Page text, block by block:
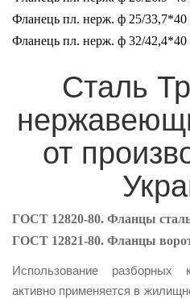
Фланець пл. нерж. ф 25/
Фланець пл. нерж. ф 32/
Сталь
от
ГОСТ 12820-80. Фланцы
ГОСТ 12821-80. Фланцы
Использование разборных
активно применяется в